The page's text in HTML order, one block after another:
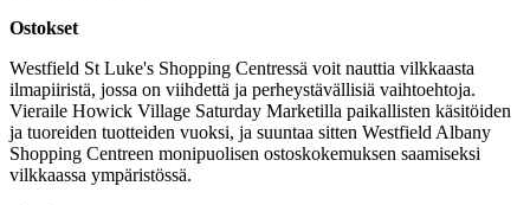
Ostokset
Westfield St Luke's Shopping Centressä voit nauttia vilkkaasta
ilmapiiristä, jossa on viihdettä ja perheystävällisiä vaihtoehtoja.
Vieraile Howick Village Saturday Marketilla paikallisten käsitöiden
ja tuoreiden tuotteiden vuoksi, ja suuntaa sitten Westfield Albany
Shopping Centreen monipuolisen ostoskokemuksen saamiseksi
vilkkaassa ympäristössä.